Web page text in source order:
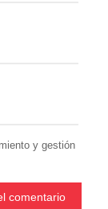
y gestión